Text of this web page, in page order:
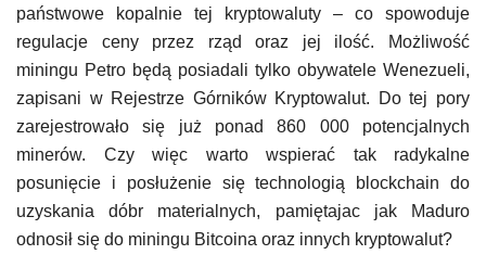
państwowe kopalnie tej kryptowaluty – co spowoduje
regulacje ceny przez rząd oraz jej ilość. Możliwość
miningu Petro będą posiadali tylko obywatele Wenezueli,
zapisani w Rejestrze Górników Kryptowalut. Do tej pory
zarejestrowało się już ponad 860 000 potencjalnych
minerów. Czy więc warto wspierać tak radykalne
posunięcie i posłużenie się technologią blockchain do
uzyskania dóbr materialnych, pamiętajac jak Maduro
odnosił się do miningu Bitcoina oraz innych kryptowalut?